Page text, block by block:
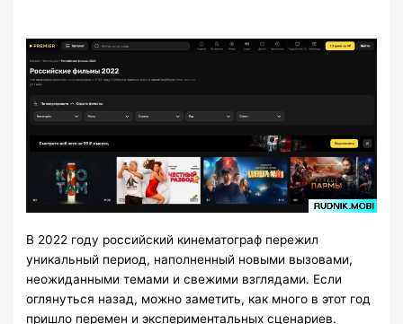
В 2022 году российский кинематограф пережил
уникальный период, наполненный новыми вызовами,
неожиданными темами и свежими взглядами. Если
оглянуться назад, можно заметить, как много в этот год
пришло перемен и экспериментальных сценариев.